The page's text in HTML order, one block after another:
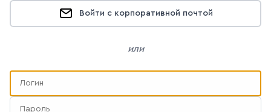
Войти с корпоративной почтой
или